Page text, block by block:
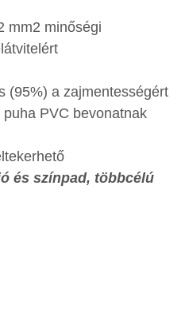
mm2 minőségi
(95%) a zajmentességért
PVC bevonatnak
és színpad, többcélú